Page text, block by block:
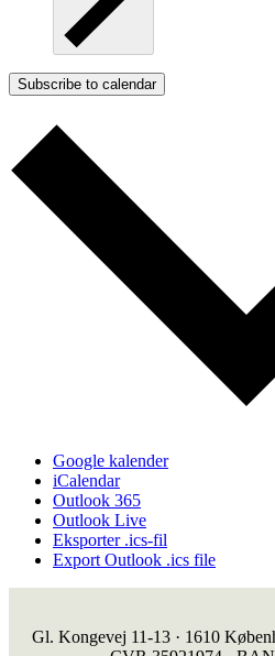
Subscribe to calendar
Google kalender
iCalendar
Outlook 365
Outlook Live
Eksporter .ics-fil
Export Outlook .ics file
Gl. Kongevej 11-13 · 1610